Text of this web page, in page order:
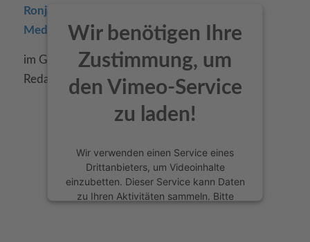
Akzeptieren
Wir benötigen Ihre
Zustimmung, um
den Vimeo-Service
zu laden!
Wir verwenden einen Service eines
Drittanbieters, um Videoinhalte
einzubetten. Dieser Service kann Daten
zu Ihren Aktivitäten sammeln. Bitte
Ronja Böhlke, Geschäftsführerin, 720 Health
Media
im Gespräch mit Dr. André Gärisch, freier
Redakteur, HORIZONT